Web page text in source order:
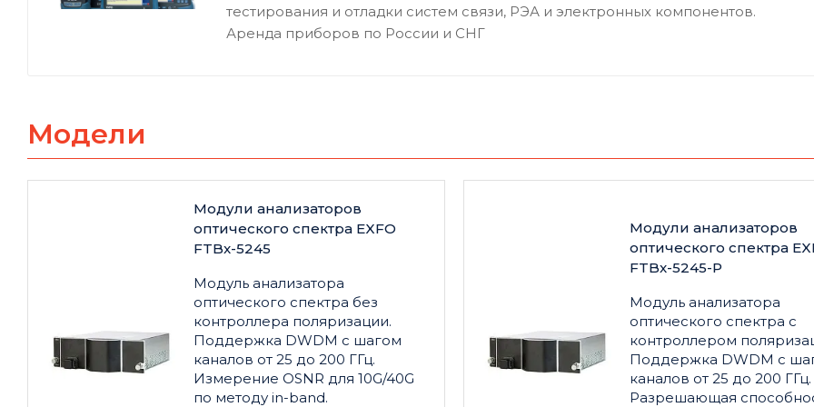
тестирования и отладки систем связи, РЭА и электронных компонентов.
Аренда приборов по России и СНГ
Модели
Модули анализаторов
оптического спектра EXFO
FTBx-5245
Модуль анализатора
оптического спектра без
контроллера поляризации.
Поддержка DWDM с шагом
каналов от 25 до 200 ГГц.
Измерение OSNR для 10G/40G
по методу in-band.
Модули анализаторов
оптического спектра
FTBx-5245-P
Модуль анализатора
оптического спектра с
контроллером
Поддержка DWDM с
каналов от 25 до 200 ГГц.
Разрешающая